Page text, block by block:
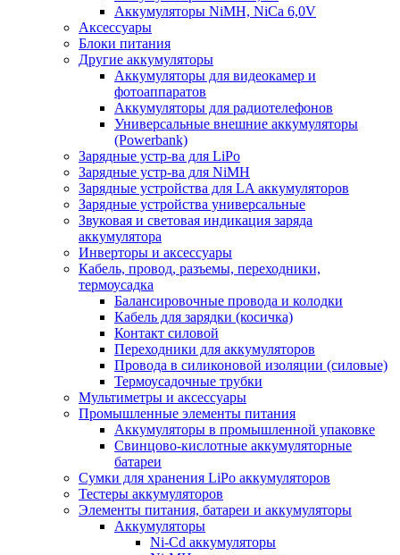
Аккумуляторы NiMH, NiCa 6,0V
Аксессуары
Блоки питания
Другие аккумуляторы
Аккумуляторы для видеокамер и
фотоаппаратов
Аккумуляторы для радиотелефонов
Универсальные внешние аккумуляторы
(Powerbank)
Зарядные устр-ва для LiPo
Зарядные устр-ва для NiMH
Зарядные устройства для LA аккумуляторов
Зарядные устройства универсальные
Звуковая и световая индикация заряда
аккумулятора
Инверторы и аксессуары
Кабель, провод, разъемы, переходники,
термоусадка
Балансировочные провода и колодки
Кабель для зарядки (косичка)
Контакт силовой
Переходники для аккумуляторов
Провода в силиконовой изоляции (силовые)
Термоусадочные трубки
Мультиметры и аксессуары
Промышленные элементы питания
Аккумуляторы в промышленной упаковке
Свинцово-кислотные аккумуляторные
батареи
Сумки для хранения LiPo аккумуляторов
Тестеры аккумуляторов
Элементы питания, батареи и аккумуляторы
Аккумуляторы
Ni-Cd аккумуляторы